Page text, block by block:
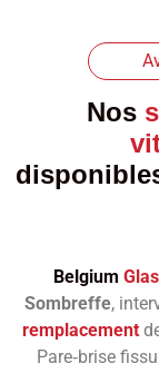
Nos
Belgium
Sombreffe,
remplacement
Pare‑brise